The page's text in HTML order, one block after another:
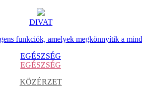
DIVAT
funkciók, amelyek megkönnyítik a
EGÉSZSÉG
EGÉSZSÉG
KÖZÉRZET